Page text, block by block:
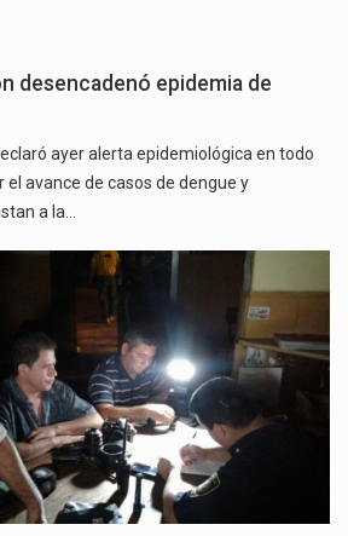
desencadenó epidemia de
ayer alerta epidemiológica en todo
avance de casos de dengue y
a la…